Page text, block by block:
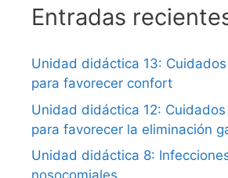
Entradas
Unidad didáctica 13:
para favorecer confort
Unidad didáctica 12:
para favorecer la eliminación
Unidad didáctica 8: